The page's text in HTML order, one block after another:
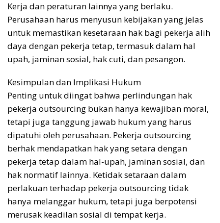
Kerja dan peraturan lainnya yang berlaku.
Perusahaan harus menyusun kebijakan yang jelas
untuk memastikan kesetaraan hak bagi pekerja alih
daya dengan pekerja tetap, termasuk dalam hal
upah, jaminan sosial, hak cuti, dan pesangon.
Kesimpulan dan Implikasi Hukum
Penting untuk diingat bahwa perlindungan hak
pekerja outsourcing bukan hanya kewajiban moral,
tetapi juga tanggung jawab hukum yang harus
dipatuhi oleh perusahaan. Pekerja outsourcing
berhak mendapatkan hak yang setara dengan
pekerja tetap dalam hal-upah, jaminan sosial, dan
hak normatif lainnya. Ketidak setaraan dalam
perlakuan terhadap pekerja outsourcing tidak
hanya melanggar hukum, tetapi juga berpotensi
merusak keadilan sosial di tempat kerja.